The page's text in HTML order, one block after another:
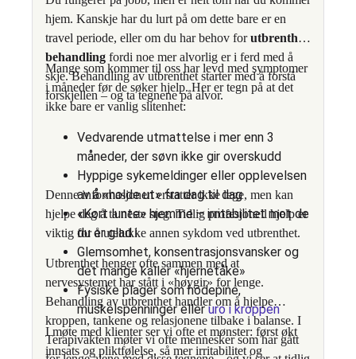
lærer du konkrete strategier for å gjenvinne
kontrollen over hverdagen.
Du bør oppsøke profesjonell hjelp hvis du har
symptomer på depresjon som varer i mer enn to
uker, eller dersom du opplever at depresjonen
hindrer deg i å fungere normalt i hverdagen.
Tidlig behandling av depresjon kan forhindre at
tilstanden blir mer alvorlig. Hos Terapivakten kan
du få rask time hos erfarne terapeuter som hjelper
deg med å bearbeide årsakene til depresjonen og
finne veien tilbake til bedre psykisk helse.
hjem. Kanskje har du lurt på om dette bare er en
travel periode, eller om du har behov forutbrenthet
behandling fordi noe mer alvorlig er i ferd med å
skje. Behandling av utbrenthet starter med å forstå
forskjellen – og ta tegnene på alvor.
Mange som kommer til oss har levd med symptomer
i måneder før de søker hjelp. Her er tegn på at det
ikke bare er vanlig slitenhet:
Vedvarende utmattelse i mer enn 3
måneder, der søvn ikke gir overskudd
Hyppige sykemeldinger eller opplevelsen
av å «holde ut» fra dag til dag
«Kort lunte» hjemme – irritabilitet mot de
du er glad i
Glemsomhet, konsentrasjonsvansker og
det mange kaller «hjernetåke»
Fysiske plager som hodepine,
muskelspenninger elleruro i kroppen
Denne informasjonen erstatter ikke lege, men kan
hjelpe deg å ta neste steg. Tidlig profesjonell hjelp er
viktig for å utelukke annen sykdom ved utbrenthet.
Utbrenthet henger ofte sammen med at
nervesystemet har stått i «høygir» for lenge.
Behandling av utbrenthet handler om å hjelpe
kroppen, tankene og relasjonene tilbake i balanse. I
Terapivakten møter vi ofte mennesker som har gått
I møte med klienter ser vi ofte et mønster: først økt
innsats og pliktfølelse, så mer irritabilitet og